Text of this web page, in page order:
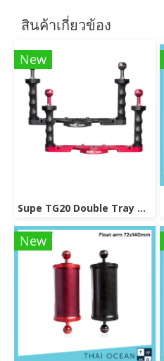
สินค้าเกี่ยวข้อง
New
Supe TG20 Double Tray Grip
New